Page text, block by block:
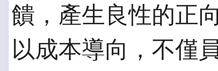
饋，產生良性的正
以成本導向，不僅